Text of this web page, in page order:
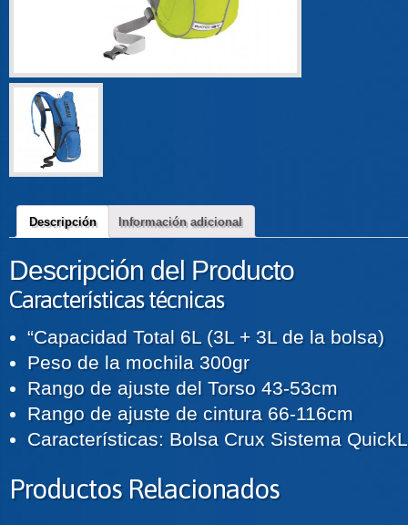
Descripción Información adicional
Descripción del Producto
Características técnicas
“Capacidad Total 6L (3L + 3L de la bolsa)
Peso de la mochila 300gr
Rango de ajuste del Torso 43-53cm
Rango de ajuste de cintura 66-116cm
Características: Bolsa Crux Sistema
Productos Relacionados